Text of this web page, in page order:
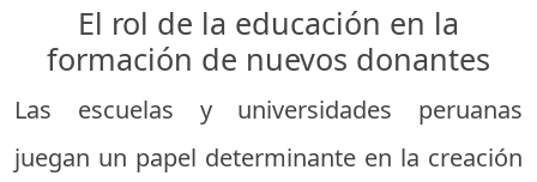
El rol de la educación en la
formación de nuevos donantes
Las escuelas y universidades peruanas
juegan un papel determinante en la creación